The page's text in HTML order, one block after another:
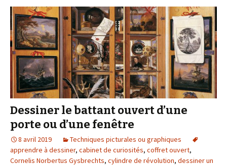
Dessiner le battant ouvert d’une
porte ou d’une fenêtre
8 avril 2019
Techniques picturales ou graphiques
apprendre à dessiner, cabinet de curiosités, coffret ouvert,
Cornelis Norbertus Gysbrechts, cylindre de révolution, dessiner un